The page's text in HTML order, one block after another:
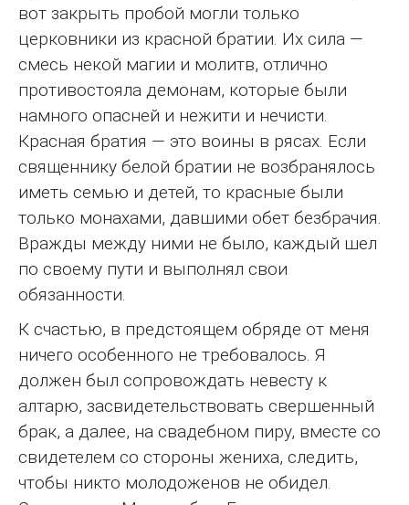
вот закрыть пробой могли только
церковники из красной братии. Их сила —
смесь некой магии и молитв, отлично
противостояла демонам, которые были
намного опасней и нежити и нечисти.
Красная братия — это воины в рясах. Если
священнику белой братии не возбранялось
иметь семью и детей, то красные были
только монахами, давшими обет безбрачия.
Вражды между ними не было, каждый шел
по своему пути и выполнял свои
обязанности.
К счастью, в предстоящем обряде от меня
ничего особенного не требовалось. Я
должен был сопровождать невесту к
алтарю, засвидетельствовать свершенный
брак, а далее, на свадебном пиру, вместе со
свидетелем со стороны жениха, следить,
чтобы никто молодоженов не обидел.